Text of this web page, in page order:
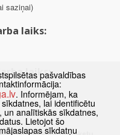
saziņai)
laiks:
laiks:pašvaldības
. Informējam, ka
lai identificētu
un analītiskās sīkdatnes,
Lietojot šo
sīkdatņu